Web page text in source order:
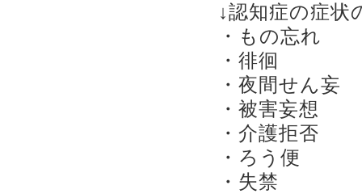
↓認知症の症状
・もの忘れ
・徘徊
・夜間せん妄
・被害妄想
・介護拒否
・ろう便
・失禁